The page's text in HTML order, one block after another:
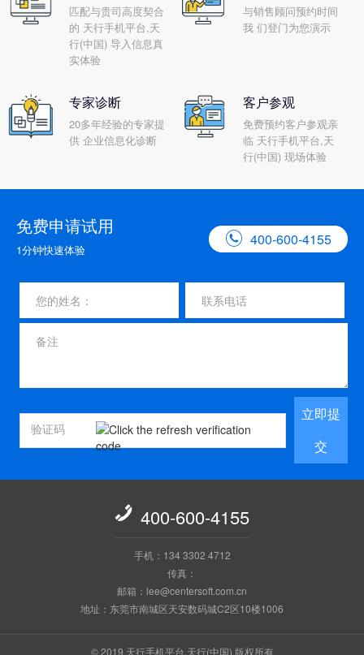
匹配与贵司高度契合
的 天行手机平台,天
行(中国) 导入信息真
实体验
与销售顾问预约时间
我 们登门为您演示
专家诊断
20多年经验的专家提
供 企业信息化诊断
客户参观
免费预约客户参观亲
临 天行手机平台,天
行(中国) 现场体验
免费申请试用
1分钟快速体验
 400-600-4155
立即提
交
 400-600-4155
手机：134 3302 4712
传真：
邮箱：lee@centersoft.com.cn
地址：东莞市南城区天安数码城C2区10楼1006
© 2019 天行手机平台,天行(中国) 版权所有